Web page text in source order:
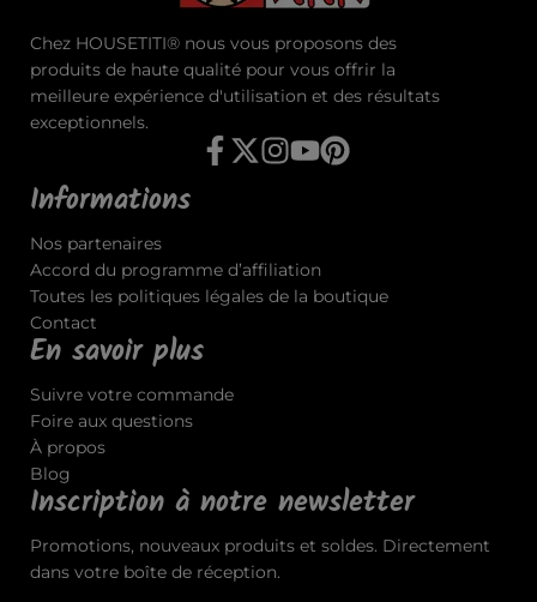
Chez HOUSETITI® nous vous proposons des
produits de haute qualité pour vous offrir la
meilleure expérience d'utilisation et des résultats
exceptionnels.
Informations
Nos partenaires
Accord du programme d’affiliation
Toutes les politiques légales de la boutique
Contact
En savoir plus
Suivre votre commande
Foire aux questions
À propos
Blog
Inscription à notre newsletter
Promotions, nouveaux produits et soldes. Directement
dans votre boîte de réception.